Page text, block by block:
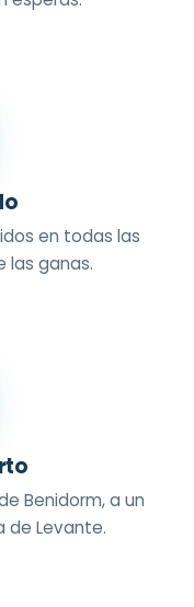
en todas las
las ganas.
Benidorm, a un
de Levante.